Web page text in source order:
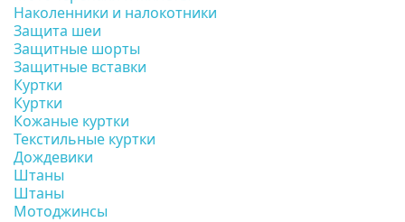
Наколенники и налокотники
Защита шеи
Защитные шорты
Защитные вставки
Куртки
Куртки
Кожаные куртки
Текстильные куртки
Дождевики
Штаны
Штаны
Мотоджинсы